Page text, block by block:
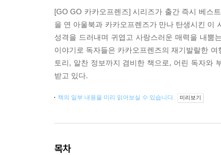
[GO GO 카카오프렌즈] 시리즈가 출간 즉시 베스
을 연 아울북과 카카오프렌즈가 만나 탄생시킨 이
성격을 드러내며 귀엽고 사랑스러운 매력을 내뿜
이야기로 독자들은 카카오프렌즈의 재기발랄한
토리, 알찬 정보까지 겸비한 책으로, 어린 독자와
받고 있다.
책의 일부 내용을 미리 읽어보실 수 있습니다. 미리보기
목차